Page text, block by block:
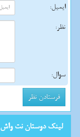
ایمیل:
نظر:
سوال:
لینک دوستان نت واش